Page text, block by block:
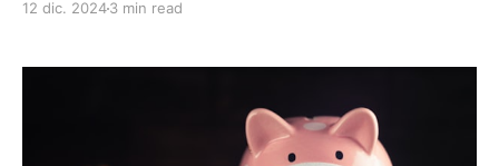
12 dic. 20243 min read